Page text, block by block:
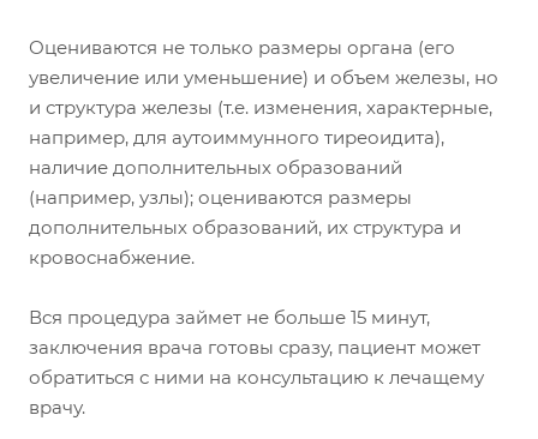
Оцениваются не только размеры органа (его
увеличение или уменьшение) и объем железы, но
и структура железы (т.е. изменения, характерные,
например, для аутоиммунного тиреоидита),
наличие дополнительных образований
(например, узлы); оцениваются размеры
дополнительных образований, их структура и
кровоснабжение.
Вся процедура займет не больше 15 минут,
заключения врача готовы сразу, пациент может
обратиться с ними на консультацию к лечащему
врачу.